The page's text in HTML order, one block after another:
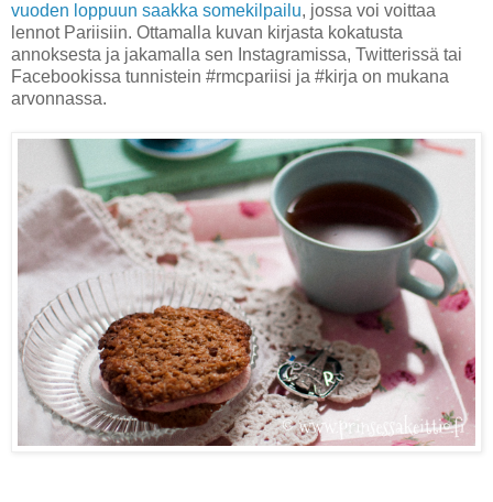
vuoden loppuun saakka somekilpailu, jossa voi voittaa
lennot Pariisiin. Ottamalla kuvan kirjasta kokatusta
annoksesta ja jakamalla sen Instagramissa, Twitterissä tai
Facebookissa tunnistein #rmcpariisi ja #kirja on mukana
arvonnassa.